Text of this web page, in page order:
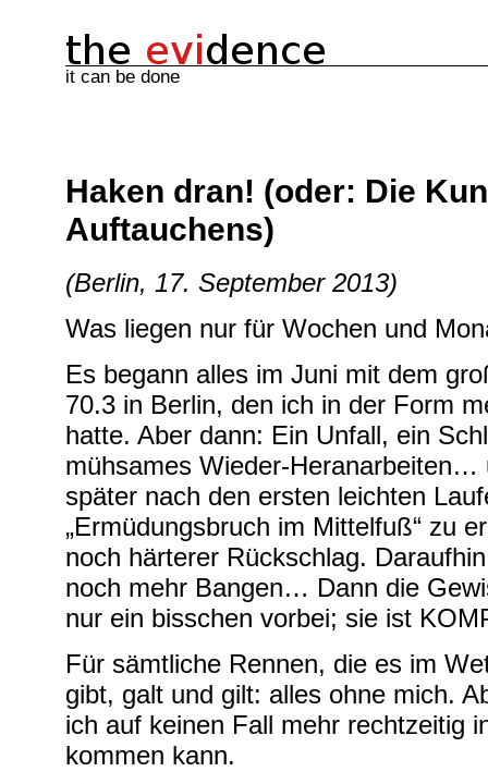
it can be done
Haken dran! (oder: Die
Auftauchens)
(Berlin, 17. September 2013)
Was liegen nur für Wochen und
Es begann alles im Juni mit dem
70.3 in Berlin, den ich in der Form
hatte. Aber dann: Ein Unfall, ein
mühsames Wieder-Heranarbeiten…
später nach den ersten leichten
„Ermüdungsbruch im Mittelfuß“ zu
noch härterer Rückschlag.
noch mehr Bangen… Dann die
nur ein bisschen vorbei; sie ist
Für sämtliche Rennen, die es im
gibt, galt und gilt: alles ohne mich.
ich auf keinen Fall mehr rechtzeitig
kommen kann.